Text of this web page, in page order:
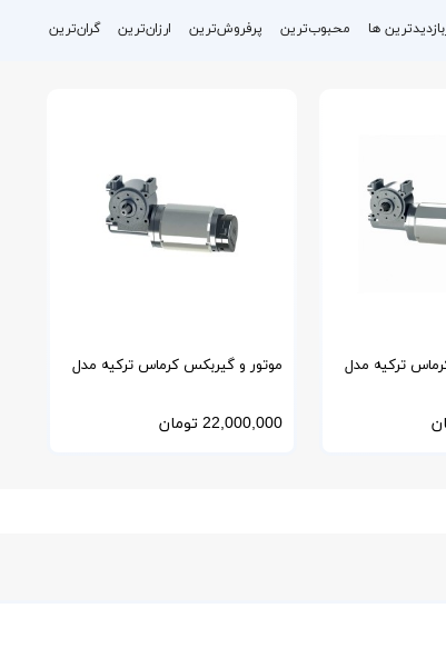
ها محبوب‌‌ترین پرفروش‌ترین ارزان‌ترین گران‌ترین
ترکیه مدل موتور و گیربکس کرماس ترکیه مدل
100
22,000,000 تومان